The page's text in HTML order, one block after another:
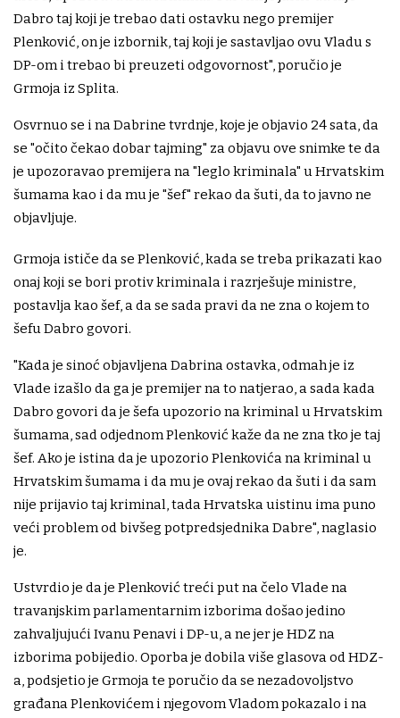
Dabro taj koji je trebao dati ostavku nego premijer
Plenković, on je izbornik, taj koji je sastavljao ovu Vladu s
DP-om i trebao bi preuzeti odgovornost", poručio je
Grmoja iz Splita.
Osvrnuo se i na Dabrine tvrdnje, koje je objavio 24 sata, da
se "očito čekao dobar tajming" za objavu ove snimke te da
je upozoravao premijera na "leglo kriminala" u Hrvatskim
šumama kao i da mu je "šef" rekao da šuti, da to javno ne
objavljuje.
Grmoja ističe da se Plenković, kada se treba prikazati kao
onaj koji se bori protiv kriminala i razrješuje ministre,
postavlja kao šef, a da se sada pravi da ne zna o kojem to
šefu Dabro govori.
"Kada je sinoć objavljena Dabrina ostavka, odmah je iz
Vlade izašlo da ga je premijer na to natjerao, a sada kada
Dabro govori da je šefa upozorio na kriminal u Hrvatskim
šumama, sad odjednom Plenković kaže da ne zna tko je taj
šef. Ako je istina da je upozorio Plenkovića na kriminal u
Hrvatskim šumama i da mu je ovaj rekao da šuti i da sam
nije prijavio taj kriminal, tada Hrvatska uistinu ima puno
veći problem od bivšeg potpredsjednika Dabre", naglasio
je.
Ustvrdio je da je Plenković treći put na čelo Vlade na
travanjskim parlamentarnim izborima došao jedino
zahvaljujući Ivanu Penavi i DP-u, a ne jer je HDZ na
izborima pobijedio. Oporba je dobila više glasova od HDZ-
a, podsjetio je Grmoja te poručio da se nezadovoljstvo
građana Plenkovićem i njegovom Vladom pokazalo i na